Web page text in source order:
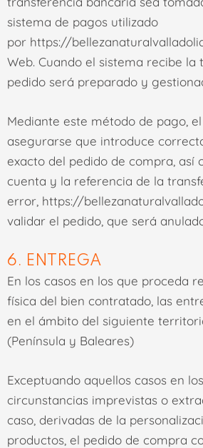
sistema de pagos utilizado
por https://
Web. Cuando el sistema recibe la
pedido será preparado y
Mediante este método de pago,
asegurarse que introduce
exacto del pedido de compra, así
cuenta y la referencia de la
error, https://
validar el pedido, que será
6. ENTREGA
En los casos en los que proceda
física del bien contratado, las
en el ámbito del siguiente
(Península y Baleares)
Exceptuando aquellos casos en
circunstancias imprevistas o
caso, derivadas de la
productos, el pedido de compra